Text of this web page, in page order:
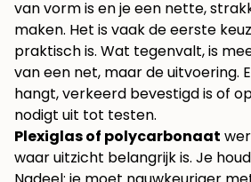
van vorm is en je een nette,
maken. Het is vaak de eerste
praktisch is. Wat tegenvalt, is
van een net, maar de uitvoering.
hangt, verkeerd bevestigd is of
nodigt uit tot testen.
Plexiglas of polycarbonaat
waar uitzicht belangrijk is. Je